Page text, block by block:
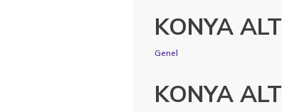
KONYA
Genel
KONYA